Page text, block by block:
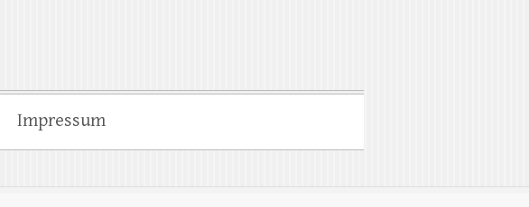
Impressum